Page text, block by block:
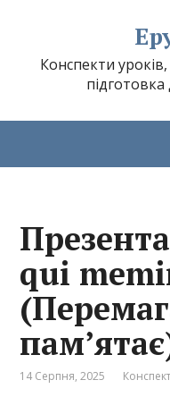
Конспекти
qui
14 Серпня, 2025